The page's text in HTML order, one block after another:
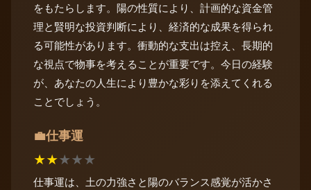
をもたらします。陽の性質により、計画的な資金管
理と賢明な投資判断により、経済的な成果を得られ
る可能性があります。衝動的な支出は控え、長期的
な視点で物事を考えることが重要です。今日の経験
が、あなたの人生により豊かな彩りを添えてくれる
ことでしょう。
💼仕事運
★★★★★
仕事運は、土の力強さと陽のバランス感覚が活かさ